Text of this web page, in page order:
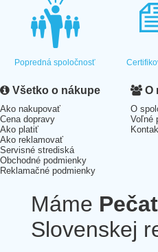
Popredná spoločnosť
Všetko o nákupe
Ako nakupovať
Cena dopravy
Ako platiť
Ako reklamovať
Servisné strediská
Obchodné podmienky
Reklamačné podmienky
O
O
Voľné
Máme
Slovenskej